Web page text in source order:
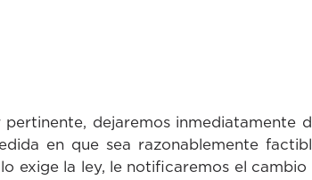
dejaremos inmediatamente
en que sea razonablemente
exige la ley, le notificaremos el cambio